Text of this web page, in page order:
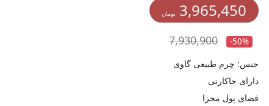
3,965,450 تومان
-50%
7,930,900
جنس: چرم طبیعی گاوی
دارای جاکارتی
فضای پول مجزا